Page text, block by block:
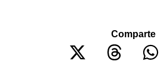
Comparte